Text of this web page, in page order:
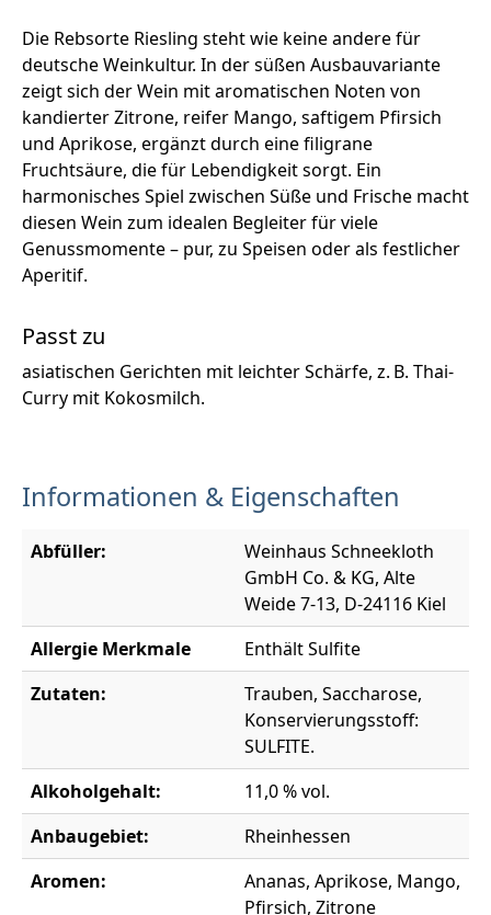
Die Rebsorte Riesling steht wie keine andere für
deutsche Weinkultur. In der süßen Ausbauvariante
zeigt sich der Wein mit aromatischen Noten von
kandierter Zitrone, reifer Mango, saftigem Pfirsich
und Aprikose, ergänzt durch eine filigrane
Fruchtsäure, die für Lebendigkeit sorgt. Ein
harmonisches Spiel zwischen Süße und Frische macht
diesen Wein zum idealen Begleiter für viele
Genussmomente – pur, zu Speisen oder als festlicher
Aperitif.
Passt zu
asiatischen Gerichten mit leichter Schärfe, z. B. Thai-
Curry mit Kokosmilch.
Informationen & Eigenschaften
Abfüller:
Weinhaus Schneekloth
GmbH Co. & KG, Alte
Weide 7-13, D-24116 Kiel
Allergie Merkmale
Enthält Sulfite
Zutaten:
Trauben, Saccharose,
Konservierungsstoff:
SULFITE.
Alkoholgehalt:
11,0 % vol.
Anbaugebiet:
Rheinhessen
Aromen:
Ananas, Aprikose, Mango,
Pfirsich, Zitrone